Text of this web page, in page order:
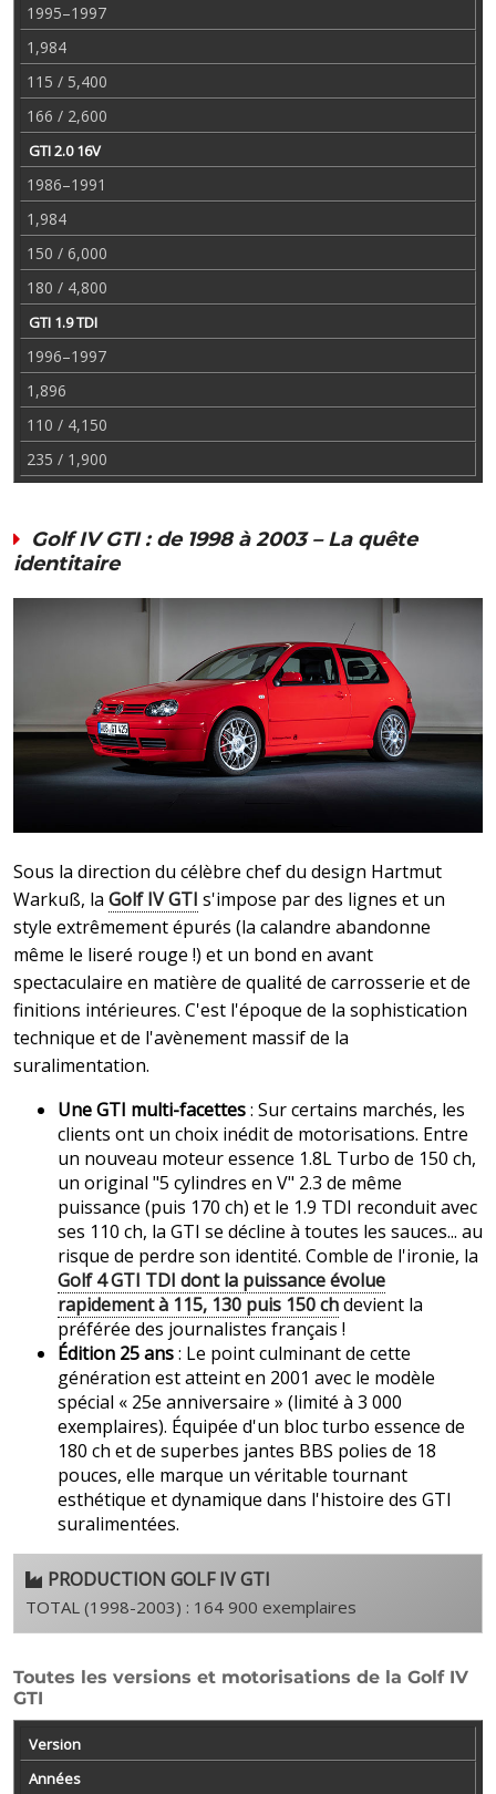
1995–1997
1,984
115 / 5,400
166 / 2,600
GTI 2.0 16V
1986–1991
1,984
150 / 6,000
180 / 4,800
GTI 1.9 TDI
1996–1997
1,896
110 / 4,150
235 / 1,900
Golf IV GTI : de 1998 à 2003 – La quête
identitaire
Sous la direction du célèbre chef du design Hartmut
Warkuß, la Golf IV GTI s'impose par des lignes et un
style extrêmement épurés (la calandre abandonne
même le liseré rouge !) et un bond en avant
spectaculaire en matière de qualité de carrosserie et de
finitions intérieures. C'est l'époque de la sophistication
technique et de l'avènement massif de la
suralimentation.
Une GTI multi-facettes: Sur certains marchés, les
clients ont un choix inédit de motorisations. Entre
un nouveau moteur essence 1.8L Turbo de 150 ch,
un original "5 cylindres en V" 2.3 de même
puissance (puis 170 ch) et le 1.9 TDI reconduit avec
ses 110 ch, la GTI se décline à toutes les sauces... au
risque de perdre son identité. Comble de l'ironie, la
Golf 4 GTI TDI dont la puissance évolue
rapidement à 115, 130 puis 150 chdevient la
préférée des journalistes français !
Édition 25 ans: Le point culminant de cette
génération est atteint en 2001 avec le modèle
spécial « 25e anniversaire » (limité à 3 000
exemplaires). Équipée d'un bloc turbo essence de
180 ch et de superbes jantes BBS polies de 18
pouces, elle marque un véritable tournant
esthétique et dynamique dans l'histoire des GTI
suralimentées.
PRODUCTION GOLF IV GTI
TOTAL (1998-2003) : 164 900 exemplaires
Toutes les versions et motorisations de la Golf IV
GTI
Version
Années